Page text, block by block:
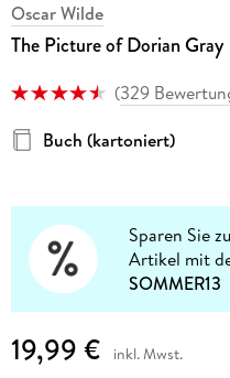
Oscar Wilde
The Picture of Dorian Gray
(329
Buch (kartoniert)
Sparen Sie
Artikel mit
SOMMER13
19,99 € inkl. Mwst.